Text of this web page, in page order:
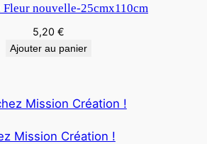
nouvelle-25cmx110cm
5,20 €
Ajouter au panier
Mission Création !